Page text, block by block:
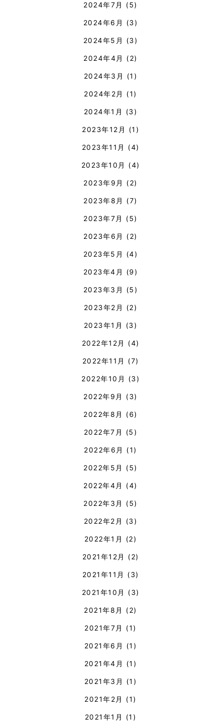
2024年7月 (5)
2024年6月 (3)
2024年5月 (3)
2024年4月 (2)
2024年3月 (1)
2024年2月 (1)
2024年1月 (3)
2023年12月 (1)
2023年11月 (4)
2023年10月 (4)
2023年9月 (2)
2023年8月 (7)
2023年7月 (5)
2023年6月 (2)
2023年5月 (4)
2023年4月 (9)
2023年3月 (5)
2023年2月 (2)
2023年1月 (3)
2022年12月 (4)
2022年11月 (7)
2022年10月 (3)
2022年9月 (3)
2022年8月 (6)
2022年7月 (5)
2022年6月 (1)
2022年5月 (5)
2022年4月 (4)
2022年3月 (5)
2022年2月 (3)
2022年1月 (2)
2021年12月 (2)
2021年11月 (3)
2021年10月 (3)
2021年8月 (2)
2021年7月 (1)
2021年6月 (1)
2021年4月 (1)
2021年3月 (1)
2021年2月 (1)
2021年1月 (1)